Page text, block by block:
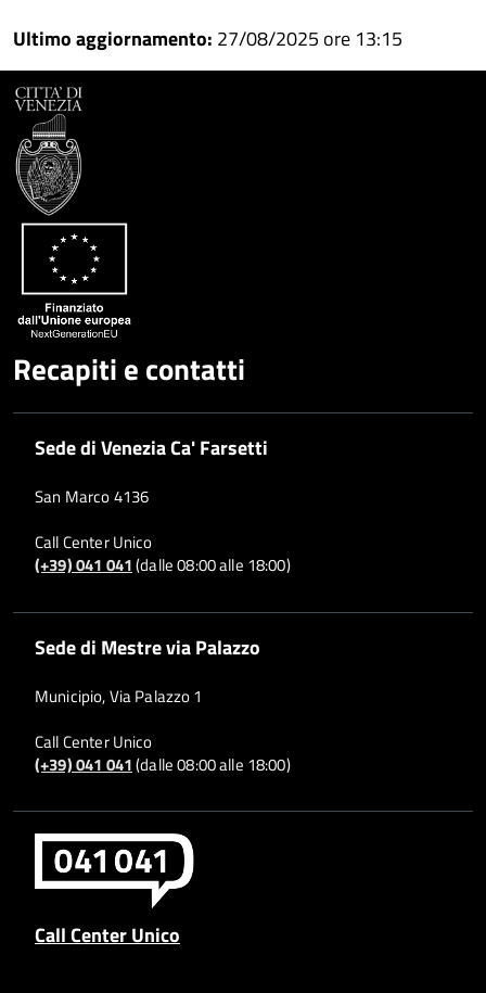
su
Facebook
Condividi
su
Condividi
Ultimo aggiornamento: 27/08/2025 ore 13:15
Recapiti e contatti
Sede di Venezia Ca' Farsetti
San Marco 4136
Call Center Unico
(+39) 041 041(dalle 08:00 alle 18:00)
Sede di Mestre via Palazzo
Municipio, Via Palazzo 1
Call Center Unico
(+39) 041 041(dalle 08:00 alle 18:00)
Call Center Unico